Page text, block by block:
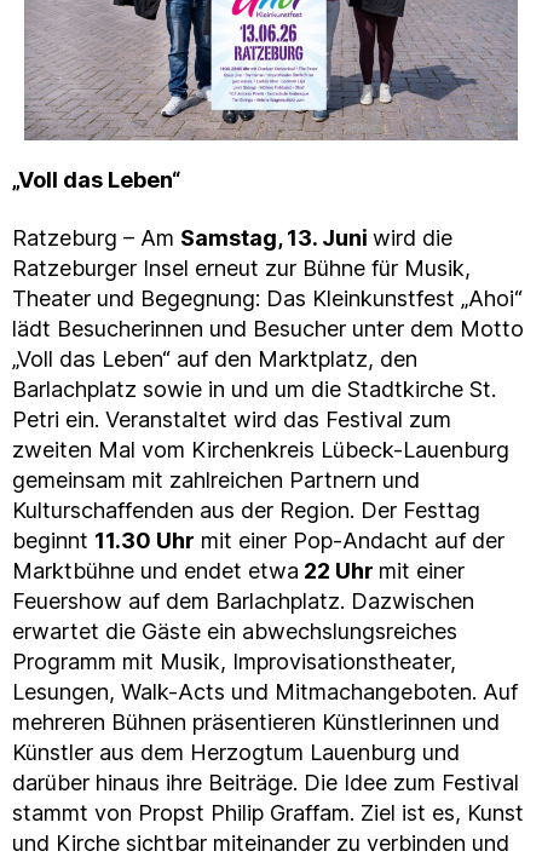
„Voll das Leben“
Ratzeburg – Am Samstag, 13. Juni wird die
Ratzeburger Insel erneut zur Bühne für Musik,
Theater und Begegnung: Das Kleinkunstfest „Ahoi“
lädt Besucherinnen und Besucher unter dem Motto
„Voll das Leben“ auf den Marktplatz, den
Barlachplatz sowie in und um die Stadtkirche St.
Petri ein. Veranstaltet wird das Festival zum
zweiten Mal vom Kirchenkreis Lübeck-Lauenburg
gemeinsam mit zahlreichen Partnern und
Kulturschaffenden aus der Region. Der Festtag
beginnt 11.30 Uhr mit einer Pop-Andacht auf der
Marktbühne und endet etwa 22 Uhr mit einer
Feuershow auf dem Barlachplatz. Dazwischen
erwartet die Gäste ein abwechslungsreiches
Programm mit Musik, Improvisationstheater,
Lesungen, Walk-Acts und Mitmachangeboten. Auf
mehreren Bühnen präsentieren Künstlerinnen und
Künstler aus dem Herzogtum Lauenburg und
darüber hinaus ihre Beiträge. Die Idee zum Festival
stammt von Propst Philip Graffam. Ziel ist es, Kunst
und Kirche sichtbar miteinander zu verbinden und